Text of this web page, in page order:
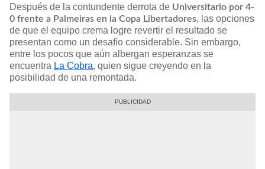
Después de la contundente derrota de Universitario por 4-
0 frente a Palmeiras en la Copa Libertadores, las opciones
de que el equipo crema logre revertir el resultado se
presentan como un desafío considerable. Sin embargo,
entre los pocos que aún albergan esperanzas se
encuentra La Cobra, quien sigue creyendo en la
posibilidad de una remontada.